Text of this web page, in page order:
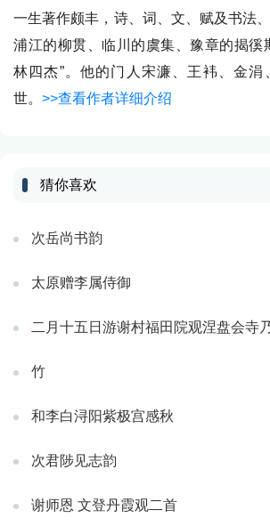
一生著作颇丰，诗、词、文、赋及书法
浦江的柳贯、临川的虞集、豫章的揭徯
林四杰”。他的门人宋濂、王袆、金涓
世。 >>查看作者详细介绍
猜你喜欢
次岳尚书韵
太原赠李属侍御
二月十五日游谢村福田院观涅盘会寺
竹
和李白浔阳紫极宫感秋
次君陟见志韵
谢师恩 文登丹霞观二首